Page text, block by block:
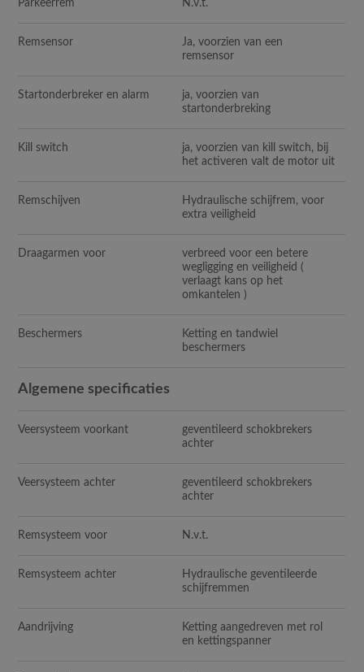
Parkeerrem N.v.t.
Remsensor
Ja, voorzien van een
remsensor
Startonderbreker en alarm
ja, voorzien van
startonderbreking
Kill switch
ja, voorzien van kill switch, bij
het activeren valt de motor uit
Remschijven
Hydraulische schijfrem, voor
extra veiligheid
Draagarmen voor
verbreed voor een betere
wegligging en veiligheid (
verlaagt kans op het
omkantelen )
Beschermers
Ketting en tandwiel
beschermers
Algemene specificaties
Veersysteem voorkant
geventileerd schokbrekers
achter
Veersysteem achter
geventileerd schokbrekers
achter
Remsysteem voor N.v.t.
Remsysteem achter
Hydraulische geventileerde
schijfremmen
Aandrijving
Ketting aangedreven met rol
en kettingspanner